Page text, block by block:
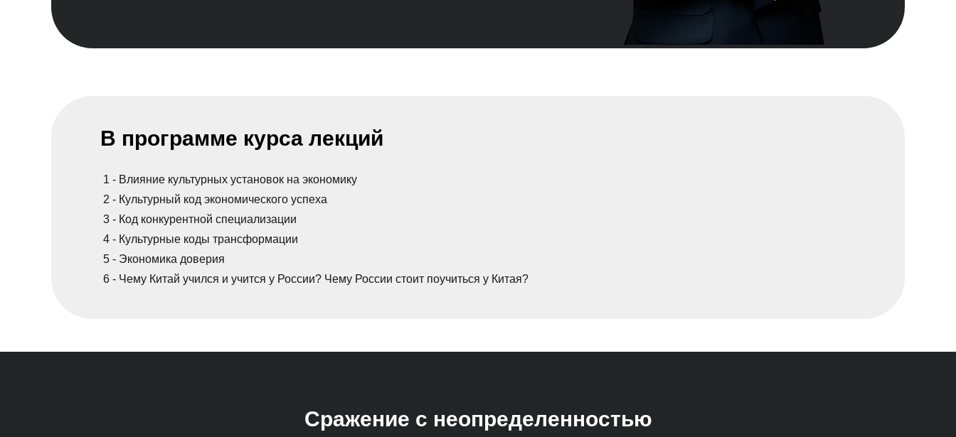
В программе курса лекций
1 - Влияние культурных установок на экономику
2 - Культурный код экономического успеха
3 - Код конкурентной специализации
4 - Культурные коды трансформации
5 - Экономика доверия
6 - Чему Китай учился и учится у России? Чему России стоит поучиться у Китая?
Сражение с неопределенностью